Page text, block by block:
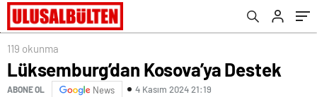
119 okunma
Lüksemburg’dan Kosova’ya Destek
ABONE OL News 4 Kasım 2024 21:19